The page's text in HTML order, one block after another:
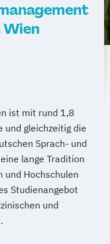
Summer
(CP)
Wien
ist mit rund 1,8
und gleichzeitig die
Sprach- und
lange Tradition
und Hochschulen
Studienangebot
und